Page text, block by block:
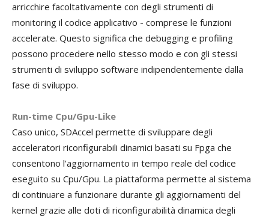
arricchire facoltativamente con degli strumenti di
monitoring il codice applicativo - comprese le funzioni
accelerate. Questo significa che debugging e profiling
possono procedere nello stesso modo e con gli stessi
strumenti di sviluppo software indipendentemente dalla
fase di sviluppo.
Run-time Cpu/Gpu-Like
Caso unico, SDAccel permette di sviluppare degli
acceleratori riconfigurabili dinamici basati su Fpga che
consentono l'aggiornamento in tempo reale del codice
eseguito su Cpu/Gpu. La piattaforma permette al sistema
di continuare a funzionare durante gli aggiornamenti del
kernel grazie alle doti di riconfigurabilità dinamica degli